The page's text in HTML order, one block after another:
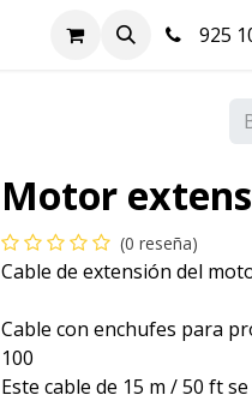
Blog Contacto
925
Motor
(0 reseña)
Cable de extensión del
Cable con enchufes para
100
Este cable de 15 m / 50 ft